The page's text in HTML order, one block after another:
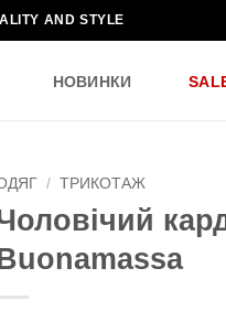
AND STYLE
НОВИНКИ
/ ТРИКОТАЖ